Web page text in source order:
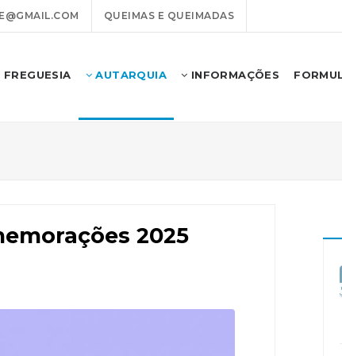
QUEIMAS E QUEIMADAS
FREGUESIA AUTARQUIA INFORMAÇÕES
2025